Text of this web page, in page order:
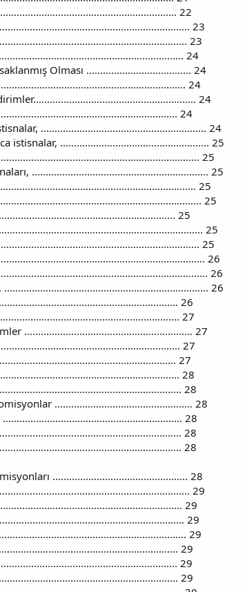
22
23
23
24
Olması ...................................... 24
24
24
24
............................................................ 24
istisnalar, ...................................................... 25
25
................................................................ 25
25
25
25
25
25
26
26
26
26
27
............................................................. 27
27
27
28
28
.................................................. 28
28
28
28
................................................. 28
29
29
29
29
29
29
29